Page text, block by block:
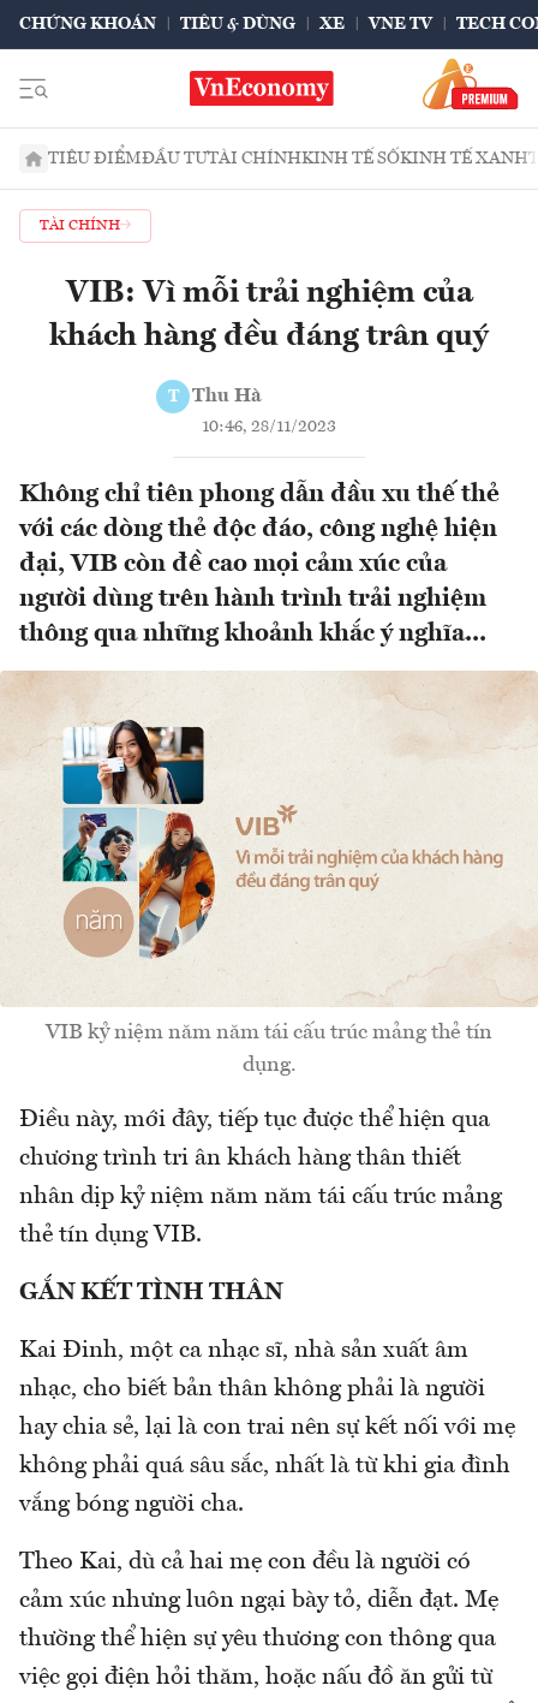
CHỨNG KHOÁN TIÊU & DÙNG XE VNE TV TECH
TIÊU ĐIỂMĐẦU TƯTÀI CHÍNHKINH TẾ SỐKINH TẾ XANH
TÀI CHÍNH
VIB: Vì mỗi trải nghiệm của
khách hàng đều đáng trân quý
T Thu Hà
10:46, 28/11/2023
Không chỉ tiên phong dẫn đầu xu thế thẻ
với các dòng thẻ độc đáo, công nghệ hiện
đại, VIB còn đề cao mọi cảm xúc của
người dùng trên hành trình trải nghiệm
thông qua những khoảnh khắc ý nghĩa...
VIB kỷ niệm năm năm tái cấu trúc mảng thẻ tín
dụng.
Điều này, mới đây, tiếp tục được thể hiện qua
chương trình tri ân khách hàng thân thiết
nhân dịp kỷ niệm năm năm tái cấu trúc mảng
thẻ tín dụng VIB.
GẮN KẾT TÌNH THÂN
Kai Đinh, một ca nhạc sĩ, nhà sản xuất âm
nhạc, cho biết bản thân không phải là người
hay chia sẻ, lại là con trai nên sự kết nối với mẹ
không phải quá sâu sắc, nhất là từ khi gia đình
vắng bóng người cha.
Theo Kai, dù cả hai mẹ con đều là người có
cảm xúc nhưng luôn ngại bày tỏ, diễn đạt. Mẹ
thường thể hiện sự yêu thương con thông qua
việc gọi điện hỏi thăm, hoặc nấu đồ ăn gửi từ